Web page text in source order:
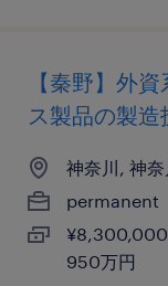
【秦野】外
ス製品の製造
神奈川, 神奈
permanent
950万円